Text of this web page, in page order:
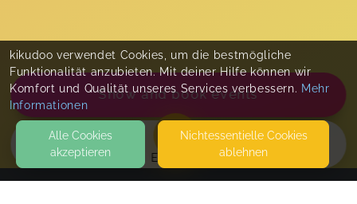
EVENTS
Show and book events
kikudoo verwendet Cookies, um die bestmögliche
Funktionalität anzubieten. Mit deiner Hilfe können wir
Komfort und Qualität unseres Services verbessern. Mehr
Informationen
Alle Cookies
akzeptieren
Nicht­essentielle Cookies
ablehnen